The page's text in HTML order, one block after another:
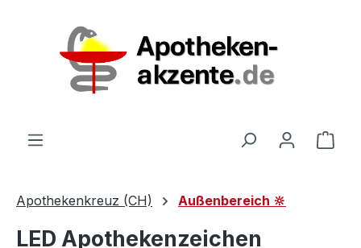
Apothekenkreuz (CH) Außenbereich 🔆
LED Apothekenzeichen